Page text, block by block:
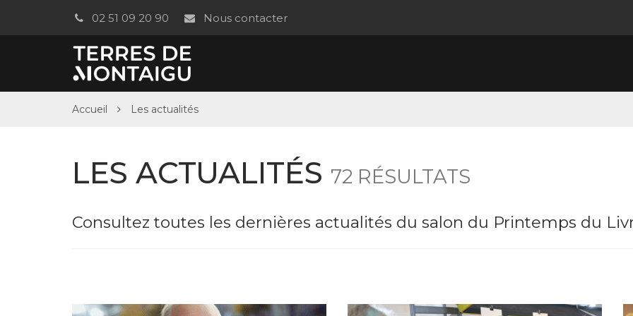
02 51 09 20 90 Nous contacter
Accueil Les actualités
LES ACTUALITÉS 72 RÉSULTATS
Consultez toutes les dernières actualités du salon du Printemps du